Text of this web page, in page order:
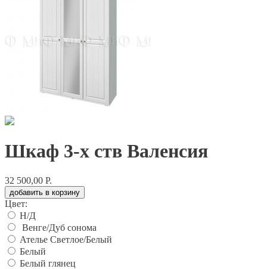
Шкаф 3-х ств Валенсия
32 500,00 Р.
добавить в корзину
Цвет:
Н/Д
Венге/Дуб сонома
Ателье Светлое/Белый
Белый
Белый глянец